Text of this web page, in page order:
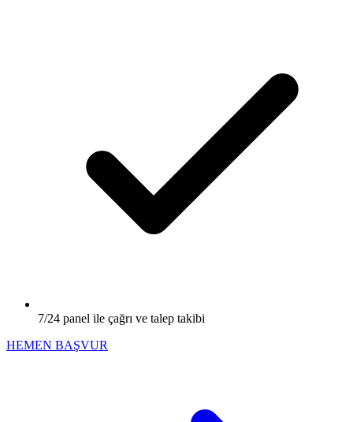
7/24 panel ile çağrı ve talep takibi
HEMEN BAŞVUR